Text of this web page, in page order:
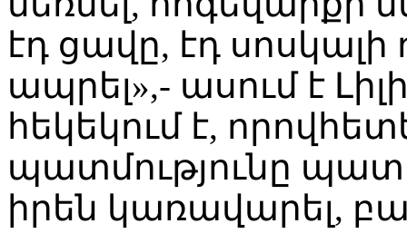
էդ ցավը, էդ սոսկալի
ապրել»,- ասում է
հեկեկում է,
պատմությունը
իրեն կառավարել,